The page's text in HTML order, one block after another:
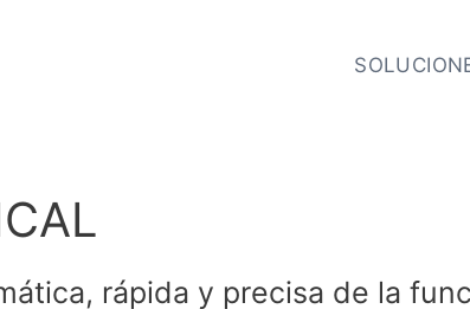
rápida y precisa de la